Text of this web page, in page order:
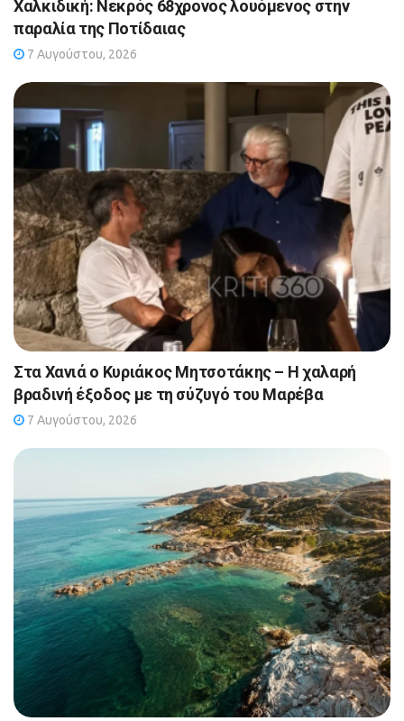
Χαλκιδική: Νεκρός 68χρονος λουόμενος στην
παραλία της Ποτίδαιας
7 Αυγούστου, 2026
Στα Χανιά ο Κυριάκος Μητσοτάκης – Η χαλαρή
βραδινή έξοδος με τη σύζυγό του Μαρέβα
7 Αυγούστου, 2026